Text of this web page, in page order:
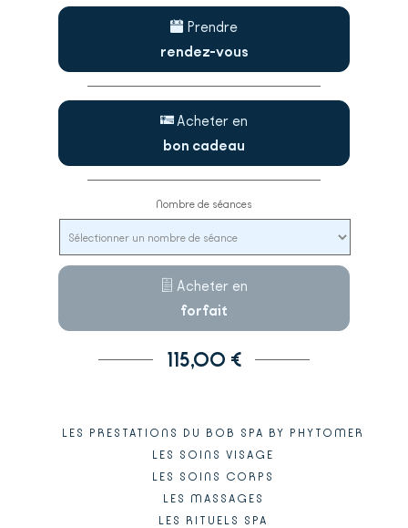
Prendre
rendez-vous
Acheter en
bon cadeau
Nombre de séances
Acheter en
forfait
115,00 €
LES PRESTATIONS DU BOB SPA BY PHYTOMER
LES SOINS VISAGE
LES SOINS CORPS
LES MASSAGES
LES RITUELS SPA